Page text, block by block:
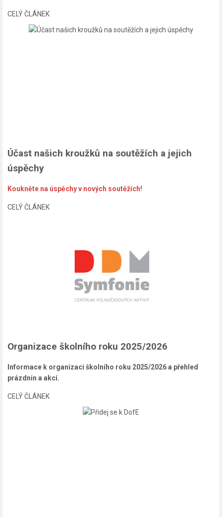
CELÝ ČLÁNEK
Účast našich kroužků na soutěžích a jejich
úspěchy
Koukněte na úspěchy v nových soutěžích!
CELÝ ČLÁNEK
Organizace školního roku 2025/2026
Informace k organizaci školního roku 2025/2026 a přehled
prázdnin a akcí.
CELÝ ČLÁNEK